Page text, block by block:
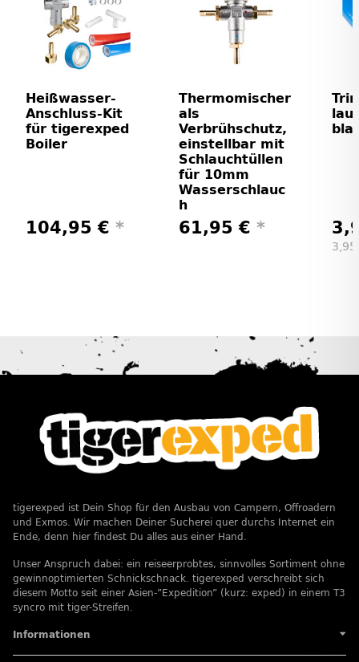
Heißwasser-
Anschluss-Kit
für tigerexped
Boiler
104,95 € *
Thermomischer
als
Verbrühschutz,
einstellbar mit
Schlauchtüllen
für 10mm
Wasserschlauc
h
61,95 € *
tigerexped ist Dein Shop für den Ausbau von Campern, Offroadern
und Exmos. Wir machen Deiner Sucherei quer durchs Internet ein
Ende, denn hier findest Du alles aus einer Hand.
Unser Anspruch dabei: ein reiseerprobtes, sinnvolles Sortiment ohne
gewinnoptimierten Schnickschnack. tigerexped verschreibt sich
diesem Motto seit einer Asien-”Expedition” (kurz: exped) in einem T3
syncro mit tiger-Streifen.
Informationen